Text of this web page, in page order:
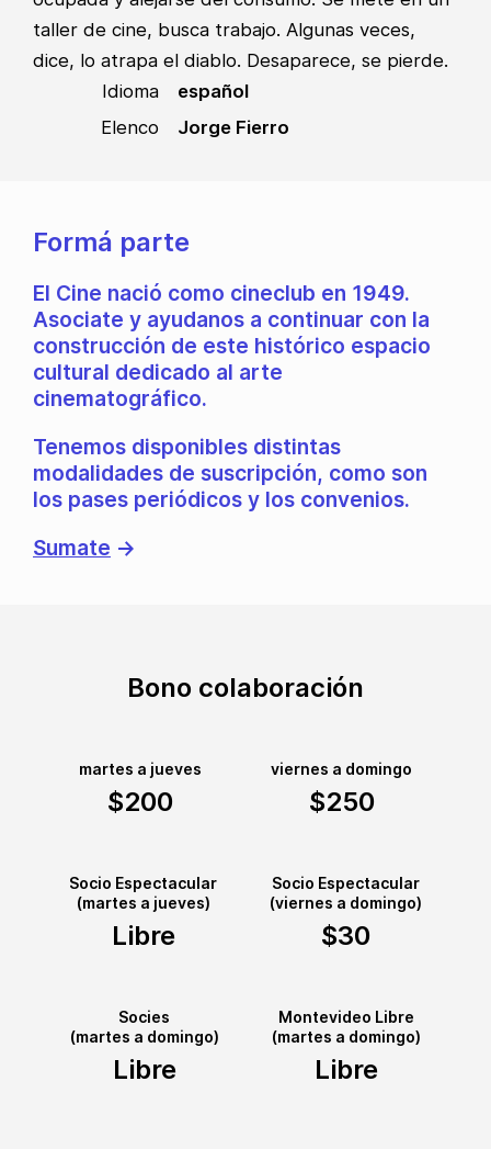
taller de cine, busca trabajo. Algunas veces,
dice, lo atrapa el diablo. Desaparece, se pierde.
Idioma
español
Elenco
Jorge Fierro
Formá parte
El Cine nació como cineclub en 1949.
Asociate y ayudanos a continuar con la
construcción de este histórico espacio
cultural dedicado al arte
cinematográfico.
Tenemos disponibles distintas
modalidades de suscripción, como son
los pases periódicos y los convenios.
Sumate →
Bono colaboración
martes a jueves
$200
viernes a domingo
$250
Socio Espectacular
(martes a jueves)
Libre
Socio Espectacular
(viernes a domingo)
$30
Socies
(martes a domingo)
Libre
Montevideo Libre
(martes a domingo)
Libre